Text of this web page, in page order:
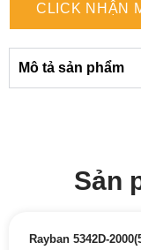
CLICK NHẬN
Mô tả sản phẩm
Sản
Rayban 5342D-